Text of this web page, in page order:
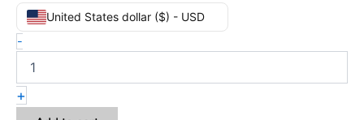
United States dollar ($) - USD
-
Bandido
TEMPLO
+